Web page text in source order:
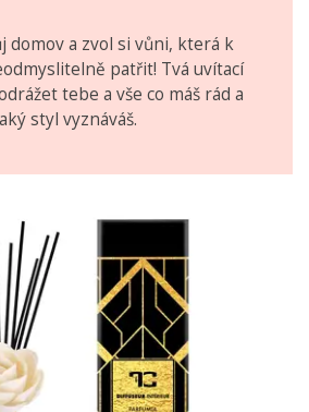
domov a zvol si vůni, která k
patřit! Tvá uvítací
tebe a vše co máš rád a
styl vyznáváš.